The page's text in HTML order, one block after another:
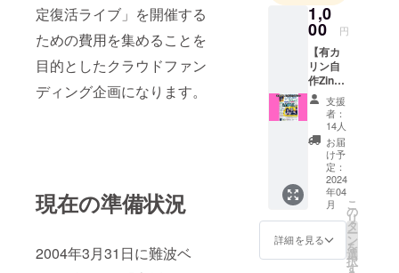
定復活ライブ」を開催する
ための費用を集めることを
目的としたクラウドファン
ディング企画になります。
現在の準備状況
2004年3月31日に難波ベ
1,0
00 円
【有カ
リン自
作Zine
プラ
ン】 京
阪GIRL
の有カ
リンが
Zine（
手作り
雑誌）
を制作
してお
届けし
ます。
ここで
支援
者：
14人
お届
け予
定：
2024
年04
月
詳細を見る
こ
の
リ
タ
ー
ン
を
選
択
す